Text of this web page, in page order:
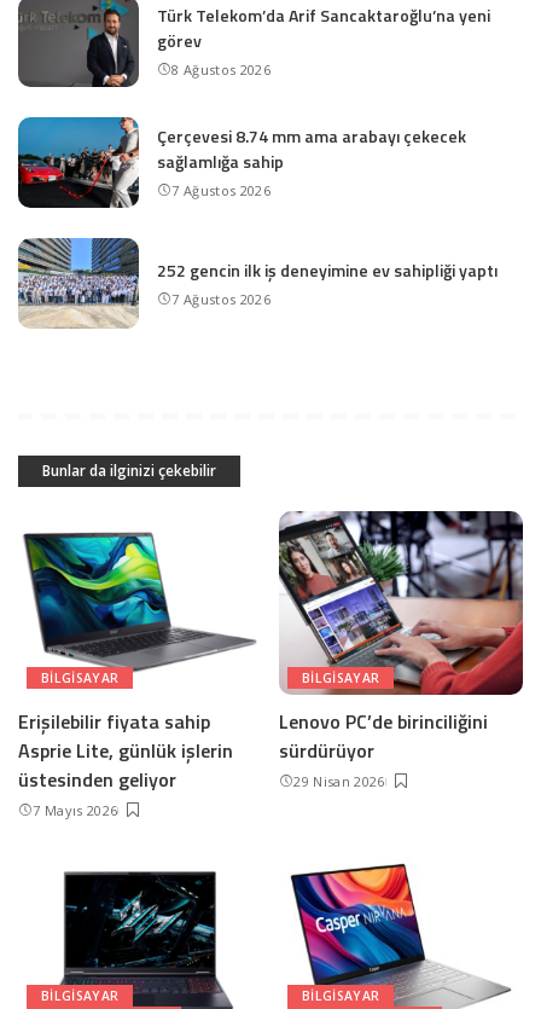
Türk Telekom’da Arif Sancaktaroğlu’na yeni
görev
8 Ağustos 2026
Çerçevesi 8.74 mm ama arabayı çekecek
sağlamlığa sahip
7 Ağustos 2026
252 gencin ilk iş deneyimine ev sahipliği yaptı
7 Ağustos 2026
Bunlar da ilginizi çekebilir
BILGISAYAR
Erişilebilir fiyata sahip
Asprie Lite, günlük işlerin
üstesinden geliyor
7 Mayıs 2026
BILGISAYAR
Lenovo PC’de birinciliğini
sürdürüyor
29 Nisan 2026
BILGISAYAR BILGISAYAR